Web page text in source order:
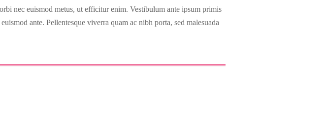
nec euismod metus, ut efficitur enim. Vestibulum ante ipsum primis
ante. Pellentesque viverra quam ac nibh porta, sed malesuada